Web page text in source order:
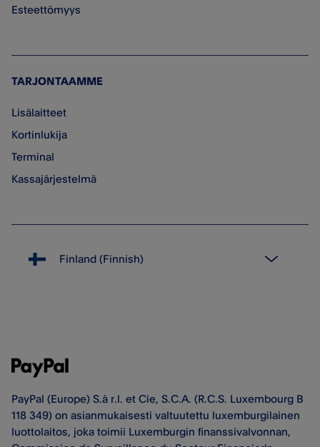
Esteettömyys
TARJONTAAMME
Lisälaitteet
Kortinlukija
Terminal
Kassajärjestelmä
PayPal (Europe) S.à r.l. et Cie, S.C.A. (R.C.S. Luxembourg B
118 349) on asianmukaisesti valtuutettu luxemburgilainen
luottolaitos, joka toimii Luxemburgin finanssivalvonnan,